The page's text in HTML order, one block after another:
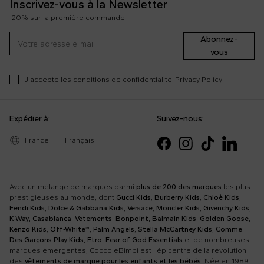
psychédéliques et hypnotiques ; des graphiques irrévérencieux,
des slogans et des applications réfléchissantes. L'univers des
dessins animés, des jeux et des films cultes des années 90
définit les visuels de Barrow. Découvrez la collection Barrow
Inscrivez-vous à la Newsletter
-20% sur la première commande
Abonnez-
vous
J'accepte les conditions de confidentialité Privacy Policy
Expédier à:
France Français
Suivez-nous:
Avec un mélange de marques parmi plus de 200 des marques les plus
prestigieuses au monde, dont Gucci Kids, Burberry Kids, Chloè Kids,
Fendi Kids, Dolce & Gabbana Kids, Versace, Moncler Kids, Givenchy Kids,
K-Way, Casablanca, Vetements, Bonpoint, Balmain Kids, Golden Goose,
Kenzo Kids, Off-White™, Palm Angels, Stella McCartney Kids, Comme
Des Garçons Play Kids, Etro, Fear of God Essentials et de nombreuses
marques émergentes, CoccoleBimbi est l'épicentre de la révolution
des vêtements de marque pour les enfants et les bébés. Née en 1989